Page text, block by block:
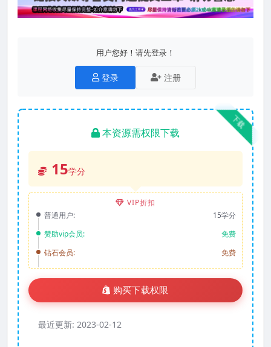
用户您好！请先登录！
登录 注册
下载
本资源需权限下载
15学分
VIP折扣
普通用户:
15学分
赞助vip会员:
免费
钻石会员:
免费
购买下载权限
最近更新: 2023-02-12